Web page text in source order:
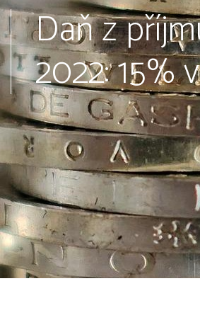
Daň z
2022: 15%